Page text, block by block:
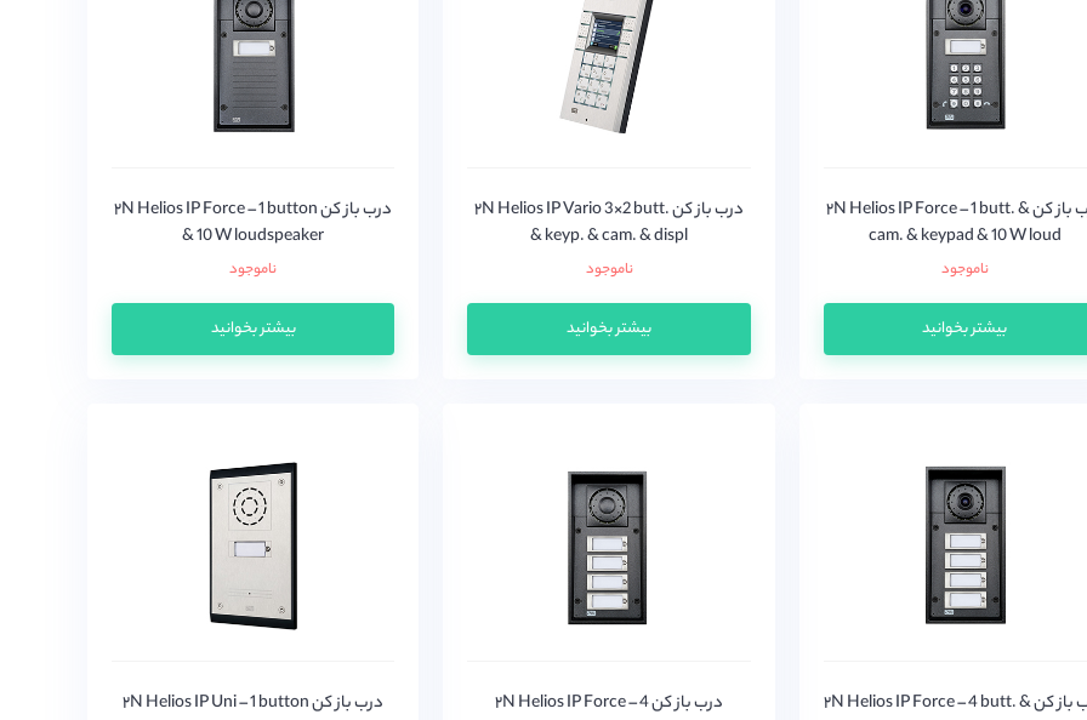
درب باز کن ۲N Helios IP Force – 1 butt. &
cam. & keypad & 10 W loud
ناموجود
بیشتر بخوانید
درب باز کن ۲N Helios IP Vario 3×2 butt.
& keyp. & cam. & displ
ناموجود
بیشتر بخوانید
درب باز کن ۲N Helios IP Force – 1 button
& 10 W loudspeaker
ناموجود
بیشتر بخوانید
درب باز کن ۲N Helios IP Force – 4 butt. &
درب باز کن ۲N Helios IP Force – 4
درب باز کن ۲N Helios IP Uni – 1 button